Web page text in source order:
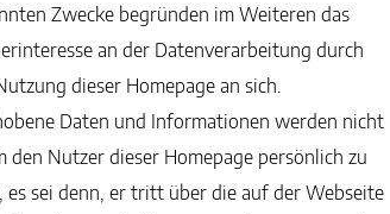
Zwecke begründen im Weiteren das
an der Datenverarbeitung durch
dieser Homepage an sich.
Daten und Informationen werden nicht
den Nutzer dieser Homepage persönlich zu
es sei denn, er tritt über die auf der Webseite